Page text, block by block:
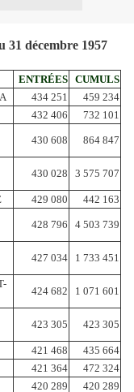
31 décembre 1957
ENTRÉES CUMULS
434 251
459 234
432 406 732 101
430 608 864 847
430 028 3 575 707
429 080 442 163
428 796 4 503 739
427 034 1 733 451
424 682 1 071 601
423 305 423 305
421 468
435 664
421 364
472 324
420 289 420 289